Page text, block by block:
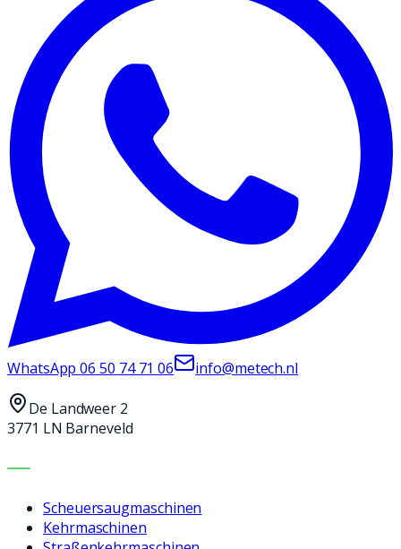
WhatsApp06 50 74 71 06 info@metech.nl
De Landweer 2
3771 LN Barneveld
MASCHINEN
Scheuersaugmaschinen
Kehrmaschinen